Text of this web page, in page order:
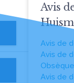
Avis
Avis de
Avis de
Avis de